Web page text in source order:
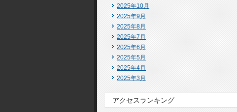
2025年10月
2025年9月
2025年8月
2025年7月
2025年6月
2025年5月
2025年4月
2025年3月
アクセスランキング